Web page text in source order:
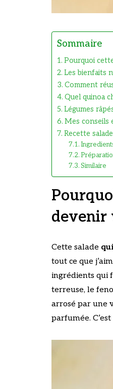
Sommaire
Pourquoi
Les bienfaits
Comment
Quel quinoa
Légumes
Mes conseils
Recette
Similaire
devenir
Cette salade
tout ce que
ingrédients qui
terreuse, le
arrosé par une
parfumée.